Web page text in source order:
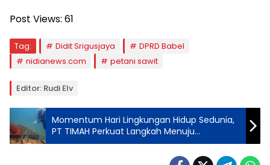
Post Views: 61
Tag: Didit Srigusjaya
DPRD Babel
nidianews.com
petani sawit
Editor: Rudi Elv
Momentum Hari Lingkungan Hidup Sedunia,
PT TIMAH Perkuat Langkah Menuju
Pertambangan Berkelanjutan